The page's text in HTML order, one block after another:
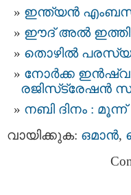
ഇന്ത്യന്‍
ഈദ് അൽ
തൊഴിൽ
നോർക്ക
രജിസ്‌ട്രേഷൻ
നബി ദിനം :
വായിക്കുക: ഒമാന്‍,